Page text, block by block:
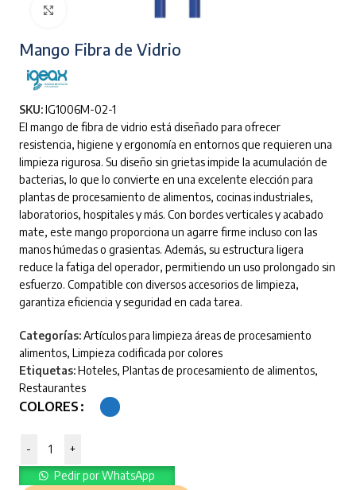
Mango Fibra de Vidrio
SKU:IG1006M-02-1
El mango de fibra de vidrio está diseñado para ofrecer
resistencia, higiene y ergonomía en entornos que requieren una
limpieza rigurosa. Su diseño sin grietas impide la acumulación de
bacterias, lo que lo convierte en una excelente elección para
plantas de procesamiento de alimentos, cocinas industriales,
laboratorios, hospitales y más. Con bordes verticales y acabado
mate, este mango proporciona un agarre firme incluso con las
manos húmedas o grasientas. Además, su estructura ligera
reduce la fatiga del operador, permitiendo un uso prolongado sin
esfuerzo. Compatible con diversos accesorios de limpieza,
garantiza eficiencia y seguridad en cada tarea.
Categorías:Artículos para limpieza áreas de procesamiento
alimentos, Limpieza codificada por colores
Etiquetas:Hoteles, Plantas de procesamiento de alimentos,
Restaurantes
COLORES
-
+
Pedir por WhatsApp